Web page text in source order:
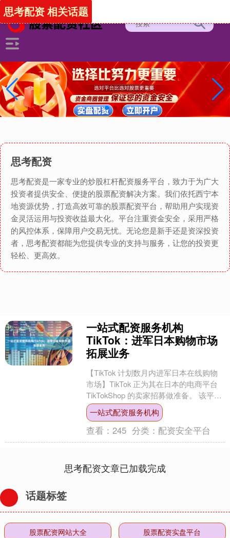
思考配资
思考配资是一家专业的炒股杠杆配资服务平台，致力于为广大
投资者提供安全、便捷的股票配资解决方案。我们依托西宁本
地资源优势，打造高效可靠的股票配资平台，帮助用户实现资
金灵活运用与投资收益最大化。平台注重资金安全，采用严格
的风控体系，保障用户交易无忧。无论您是新手还是资深投资
者，思考配资都能为您提供专业的支持与服务，让您的投资更
轻松、更高效。
思考配资 相关话题
一站式配资服务机构
TikTok：进军日本购物市场
拓展业务
【TikTok 计划数月内进军日本在线购物
市场】TikTok 正为其在日本的电商平台
TikTokShop 的卖家招募做准备。 该平台
通过直播销售运动鞋到眼影等....
一站式配资服务机构
查看：245 分类： 配资安全平台
思考配资文章已加载完成
话题标签
股票配资网站大全 股票配资实盘平台